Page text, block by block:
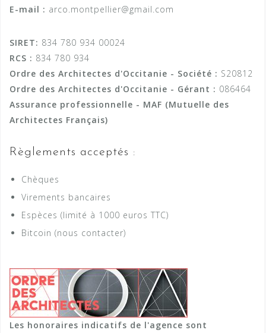
E-mail : arco.montpellier@gmail.com
SIRET: 834 780 934 00024
RCS : 834 780 934
Ordre des Architectes d'Occitanie - Société : S20812
Ordre des Architectes d'Occitanie - Gérant : 086464
Assurance professionnelle - MAF (Mutuelle des
Architectes Français)
Règlements acceptés :
Chèques
Virements bancaires
Espèces (limité à 1000 euros TTC)
Bitcoin (nous contacter)
Les honoraires indicatifs de l'agence sont